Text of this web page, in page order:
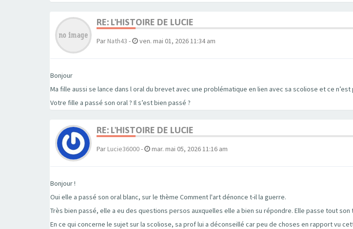
RE: L'HISTOIRE DE LUCIE
Par Nath43 - ven. mai 01, 2026 11:34 am
Bonjour
Ma fille aussi se lance dans l oral du brevet avec une problématique en lien avec sa scoliose et ce n’est
Votre fille a passé son oral ? Il s’est bien passé ?
RE: L'HISTOIRE DE LUCIE
Par Lucie36000- mar. mai 05, 2026 11:16 am
Bonjour !
Oui elle a passé son oral blanc, sur le thème Comment l'art dénonce t-il la guerre.
Très bien passé, elle a eu des questions persos auxquelles elle a bien su répondre. Elle passe tout
En ce qui concerne le sujet sur la scoliose, sa prof lui a déconseillé car peu de choses en rapport vu